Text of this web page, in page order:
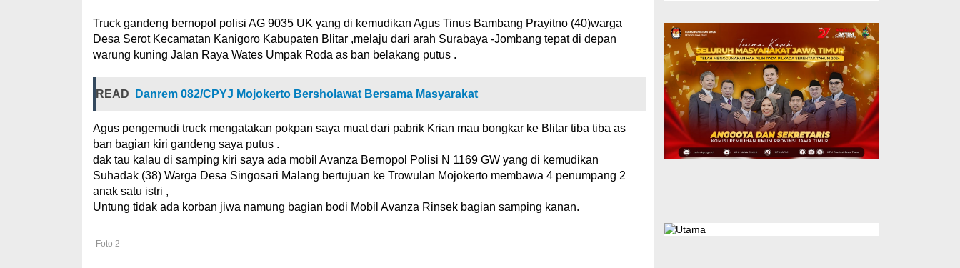
Truck gandeng bernopol polisi AG 9035 UK yang di kemudikan Agus Tinus Bambang Prayitno (40)warga
Desa Serot Kecamatan Kanigoro Kabupaten Blitar ,melaju dari arah Surabaya -Jombang tepat di depan
warung kuning Jalan Raya Wates Umpak Roda as ban belakang putus .
READ Danrem 082/CPYJ Mojokerto Bersholawat Bersama Masyarakat
Agus pengemudi truck mengatakan pokpan saya muat dari pabrik Krian mau bongkar ke Blitar tiba tiba as
ban bagian kiri gandeng saya putus .
dak tau kalau di samping kiri saya ada mobil Avanza Bernopol Polisi N 1169 GW yang di kemudikan
Suhadak (38) Warga Desa Singosari Malang bertujuan ke Trowulan Mojokerto membawa 4 penumpang 2
anak satu istri ,
Untung tidak ada korban jiwa namung bagian bodi Mobil Avanza Rinsek bagian samping kanan.
Foto 2